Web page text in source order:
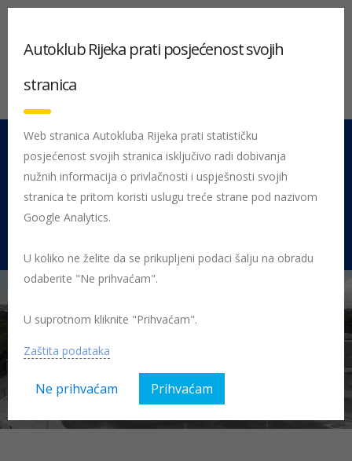
051 212 442 Centrala
Pon - Pet 08:00 - 16:00
Rujevica 9/1, 51000 Rijeka
Početna AUTOKLUB RIJEKA – tehničko servisni centar
5
Autoklub Rijeka prati posjećenost svojih
stranica
Web stranica Autokluba Rijeka prati statističku
posjećenost svojih stranica isključivo radi dobivanja
nužnih informacija o privlačnosti i uspješnosti svojih
stranica te pritom koristi uslugu treće strane pod nazivom
Google Analytics.
U koliko ne želite da se prikupljeni podaci šalju na obradu
odaberite "Ne prihvaćam".
U suprotnom kliknite "Prihvaćam".
Zaštita podataka
Ne prihvaćam Prihvaćam